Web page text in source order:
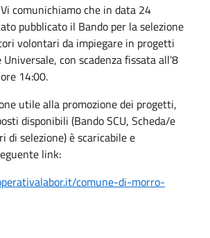
comunichiamo che in data 24
pubblicato il Bando per la selezione
volontari da impiegare in progetti
con scadenza fissata all’8
14:00.
utile alla promozione dei progetti,
disponibili (Bando SCU, Scheda/e
selezione) è scaricabile e
link:
comune-di-morro-